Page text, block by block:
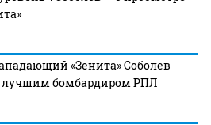
«Зенита» Соболев
лучшим бомбардиром РПЛ